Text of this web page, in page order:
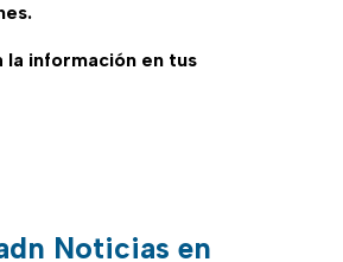
la información en tus
Noticias en